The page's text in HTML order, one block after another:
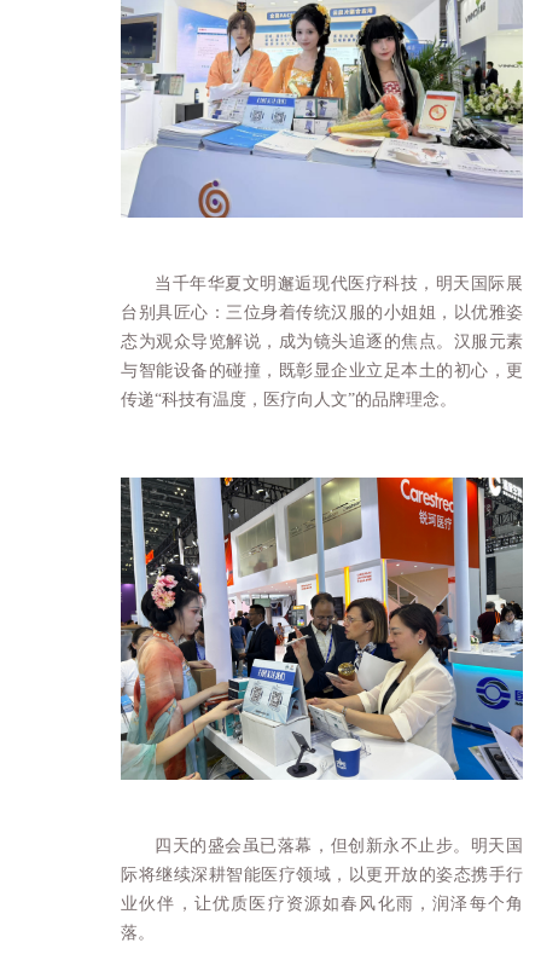
当千年华夏文明邂逅现代医疗科技，明天国际展
台别具匠心：三位身着传统汉服的小姐姐，以优雅姿
态为观众导览解说，成为镜头追逐的焦点。汉服元素
与智能设备的碰撞，既彰显企业立足本土的初心，更
传递“科技有温度，医疗向人文”的品牌理念。
四天的盛会虽已落幕，但创新永不止步。明天国
际将继续深耕智能医疗领域，以更开放的姿态携手行
业伙伴，让优质医疗资源如春风化雨，润泽每个角
落。